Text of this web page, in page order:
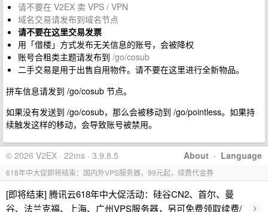
请不要在 V2EX 卖 VPS / VPN
域名交易请发布到域名节点
请不要在这里交易发票
用「借楼」方式发布无关信息的账号，会被降权
账号合租类主题请发布到 /go/cosub
二手交易是用于出售自用物件。请不要在这里进行全新物品。
拼车信息请发到 /go/cosub 节点。
如果没有发送到 /go/cosub，那么会被移动到 /go/pointless。如果持
续触发这样的移动，会导致账号被禁用。
About · Language
© 2026 V2EX · 22ms · 3.9.8.5
618年中大促即将结束：国内外VPS服务器，99元起，续费代金券
[即将结束] 腾讯云618年中大促活动：硅谷CN2、首尔、曼
谷、法兰克福、上海、广州VPS服务器，另可免费领取续费/
›